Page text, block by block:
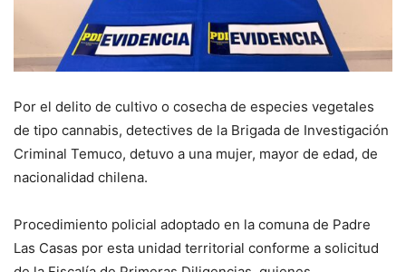
Por el delito de cultivo o cosecha de especies vegetales
de tipo cannabis, detectives de la Brigada de Investigación
Criminal Temuco, detuvo a una mujer, mayor de edad, de
nacionalidad chilena.
Procedimiento policial adoptado en la comuna de Padre
Las Casas por esta unidad territorial conforme a solicitud